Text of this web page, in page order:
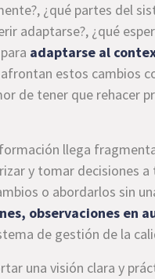
¿qué partes del
adaptarse?, ¿qué
adaptarse al
estos cambios
de tener que rehacer
llega
y tomar decisiones a
o abordarlos sin
observaciones en
de gestión de la
una visión clara y